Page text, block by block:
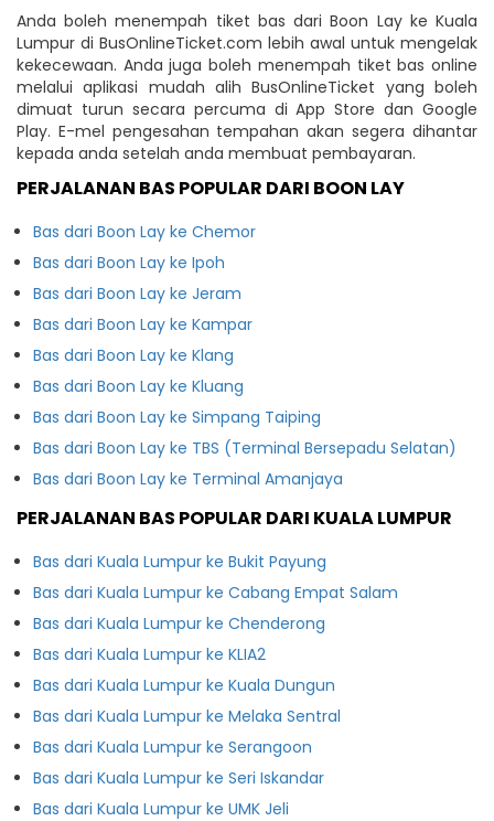
Anda boleh menempah tiket bas dari Boon Lay ke Kuala
Lumpur di BusOnlineTicket.com lebih awal untuk mengelak
kekecewaan. Anda juga boleh menempah tiket bas online
melalui aplikasi mudah alih BusOnlineTicket yang boleh
dimuat turun secara percuma di App Store dan Google
Play. E-mel pengesahan tempahan akan segera dihantar
kepada anda setelah anda membuat pembayaran.
PERJALANAN BAS POPULAR DARI BOON LAY
Bas dari Boon Lay ke Chemor
Bas dari Boon Lay ke Ipoh
Bas dari Boon Lay ke Jeram
Bas dari Boon Lay ke Kampar
Bas dari Boon Lay ke Klang
Bas dari Boon Lay ke Kluang
Bas dari Boon Lay ke Simpang Taiping
Bas dari Boon Lay ke TBS (Terminal Bersepadu Selatan)
Bas dari Boon Lay ke Terminal Amanjaya
PERJALANAN BAS POPULAR DARI KUALA LUMPUR
Bas dari Kuala Lumpur ke Bukit Payung
Bas dari Kuala Lumpur ke Cabang Empat Salam
Bas dari Kuala Lumpur ke Chenderong
Bas dari Kuala Lumpur ke KLIA2
Bas dari Kuala Lumpur ke Kuala Dungun
Bas dari Kuala Lumpur ke Melaka Sentral
Bas dari Kuala Lumpur ke Serangoon
Bas dari Kuala Lumpur ke Seri Iskandar
Bas dari Kuala Lumpur ke UMK Jeli